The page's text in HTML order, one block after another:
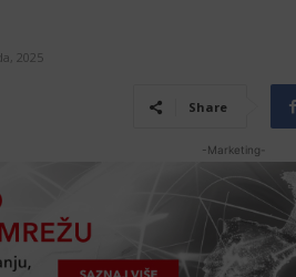
2025
Share
-Marketing-